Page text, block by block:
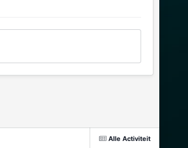
Alle Activiteit